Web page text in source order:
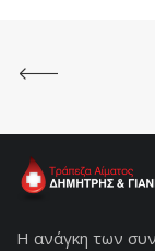
Η ανάγκη των